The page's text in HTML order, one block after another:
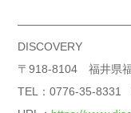
DISCOVERY
〒918-8104 福井県
TEL：0776-35-8331